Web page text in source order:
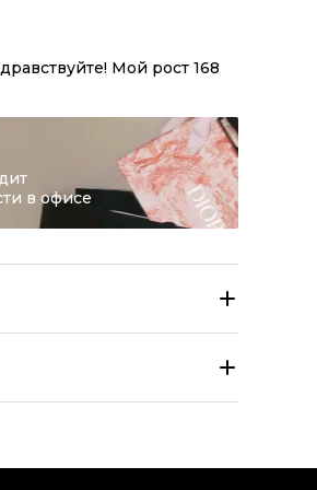
Мой рост 168
в офисе